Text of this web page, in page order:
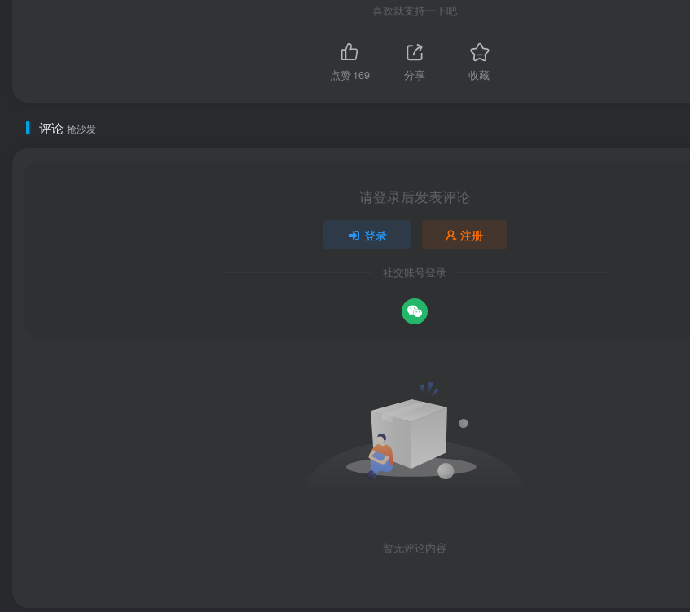
喜欢就支持一下吧
点赞169 分享 收藏
评论 抢沙发
请登录后发表评论
登录 注册
社交账号登录
暂无评论内容